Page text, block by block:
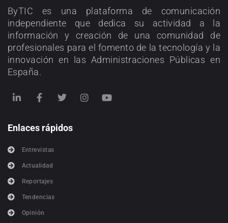
ByTIC es una plataforma de comunicación
independiente que dedica su actividad a la
información y creación de una comunidad de
profesionales para el fomento de la tecnología y la
innovación en las Administraciones Públicas en
España.
Enlaces rápidos
Entrevistas
Actualidad
Reportajes
Tendencias
Opinión